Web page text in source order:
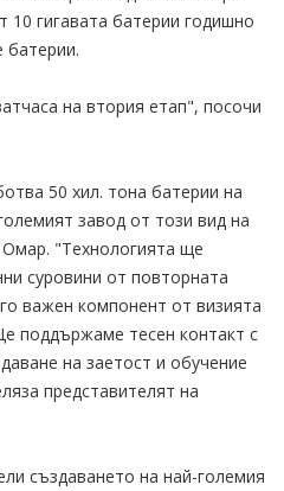
10 гигавата батерии годишно
батерии.
на втория етап", посочи
50 хил. тона батерии на
завод от този вид на
"Технологията ще
суровини от повторната
важен компонент от визията
поддържаме тесен контакт с
на заетост и обучение
представителят на
създаването на най-големия